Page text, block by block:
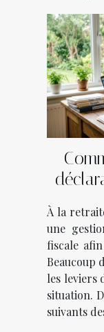
À la
une
fiscale
Beaucoup
les leviers
situation.
suivants